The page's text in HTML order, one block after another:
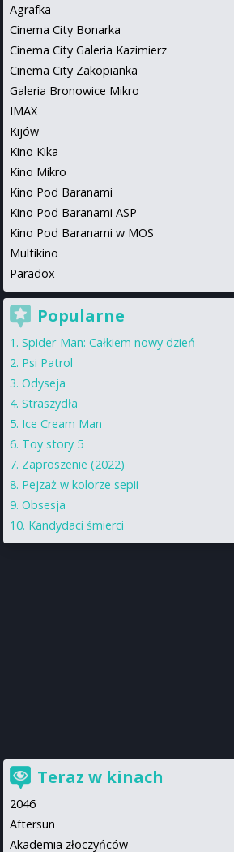
Agrafka
Cinema City Bonarka
Cinema City Galeria Kazimierz
Cinema City Zakopianka
Galeria Bronowice Mikro
IMAX
Kijów
Kino Kika
Kino Mikro
Kino Pod Baranami
Kino Pod Baranami ASP
Kino Pod Baranami w MOS
Multikino
Paradox
Popularne
Spider-Man: Całkiem nowy dzień
Psi Patrol
Odyseja
Straszydła
Ice Cream Man
Toy story 5
Zaproszenie (2022)
Pejzaż w kolorze sepii
Obsesja
Kandydaci śmierci
Teraz w kinach
2046
Aftersun
Akademia złoczyńców